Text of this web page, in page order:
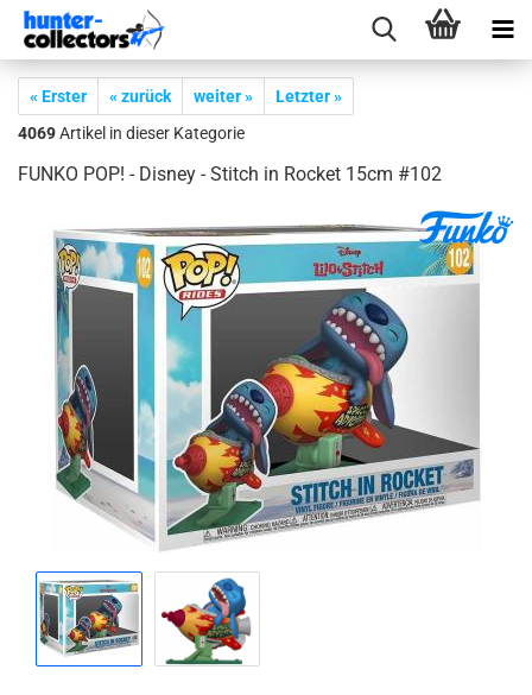
« Erster « zurück weiter »
Letzter »
4069Artikel in dieser Kategorie
FUNKO POP! - Dis­ney - Stitch in Ro­cket 15cm #102